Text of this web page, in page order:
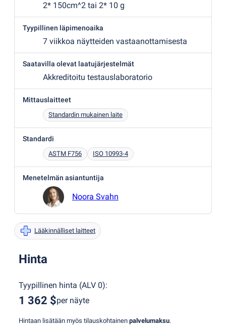
2* 150cm^2 tai 2* 10 g
Tyypillinen läpimenoaika
7 viikkoa näytteiden vastaanottamisesta
Saatavilla olevat laatujärjestelmät
Akkreditoitu testauslaboratorio
Mittauslaitteet
Standardin mukainen laite
Standardi
ASTM F756 ISO 10993-4
Menetelmän asiantuntija
Noora Svahn
Lääkinnälliset laitteet
Hinta
Tyypillinen hinta (ALV 0):
1 362 $per näyte
Hintaan lisätään myös tilauskohtainen palvelumaksu.